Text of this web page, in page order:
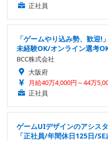
正社員
「ゲームやり込み勢、歓迎
未経験OK/オンライン選考
BCC株式会社
大阪府
月給40万4,000円～44万
正社員
ゲームUIデザインのアシス
「正社員/年間休日125日/